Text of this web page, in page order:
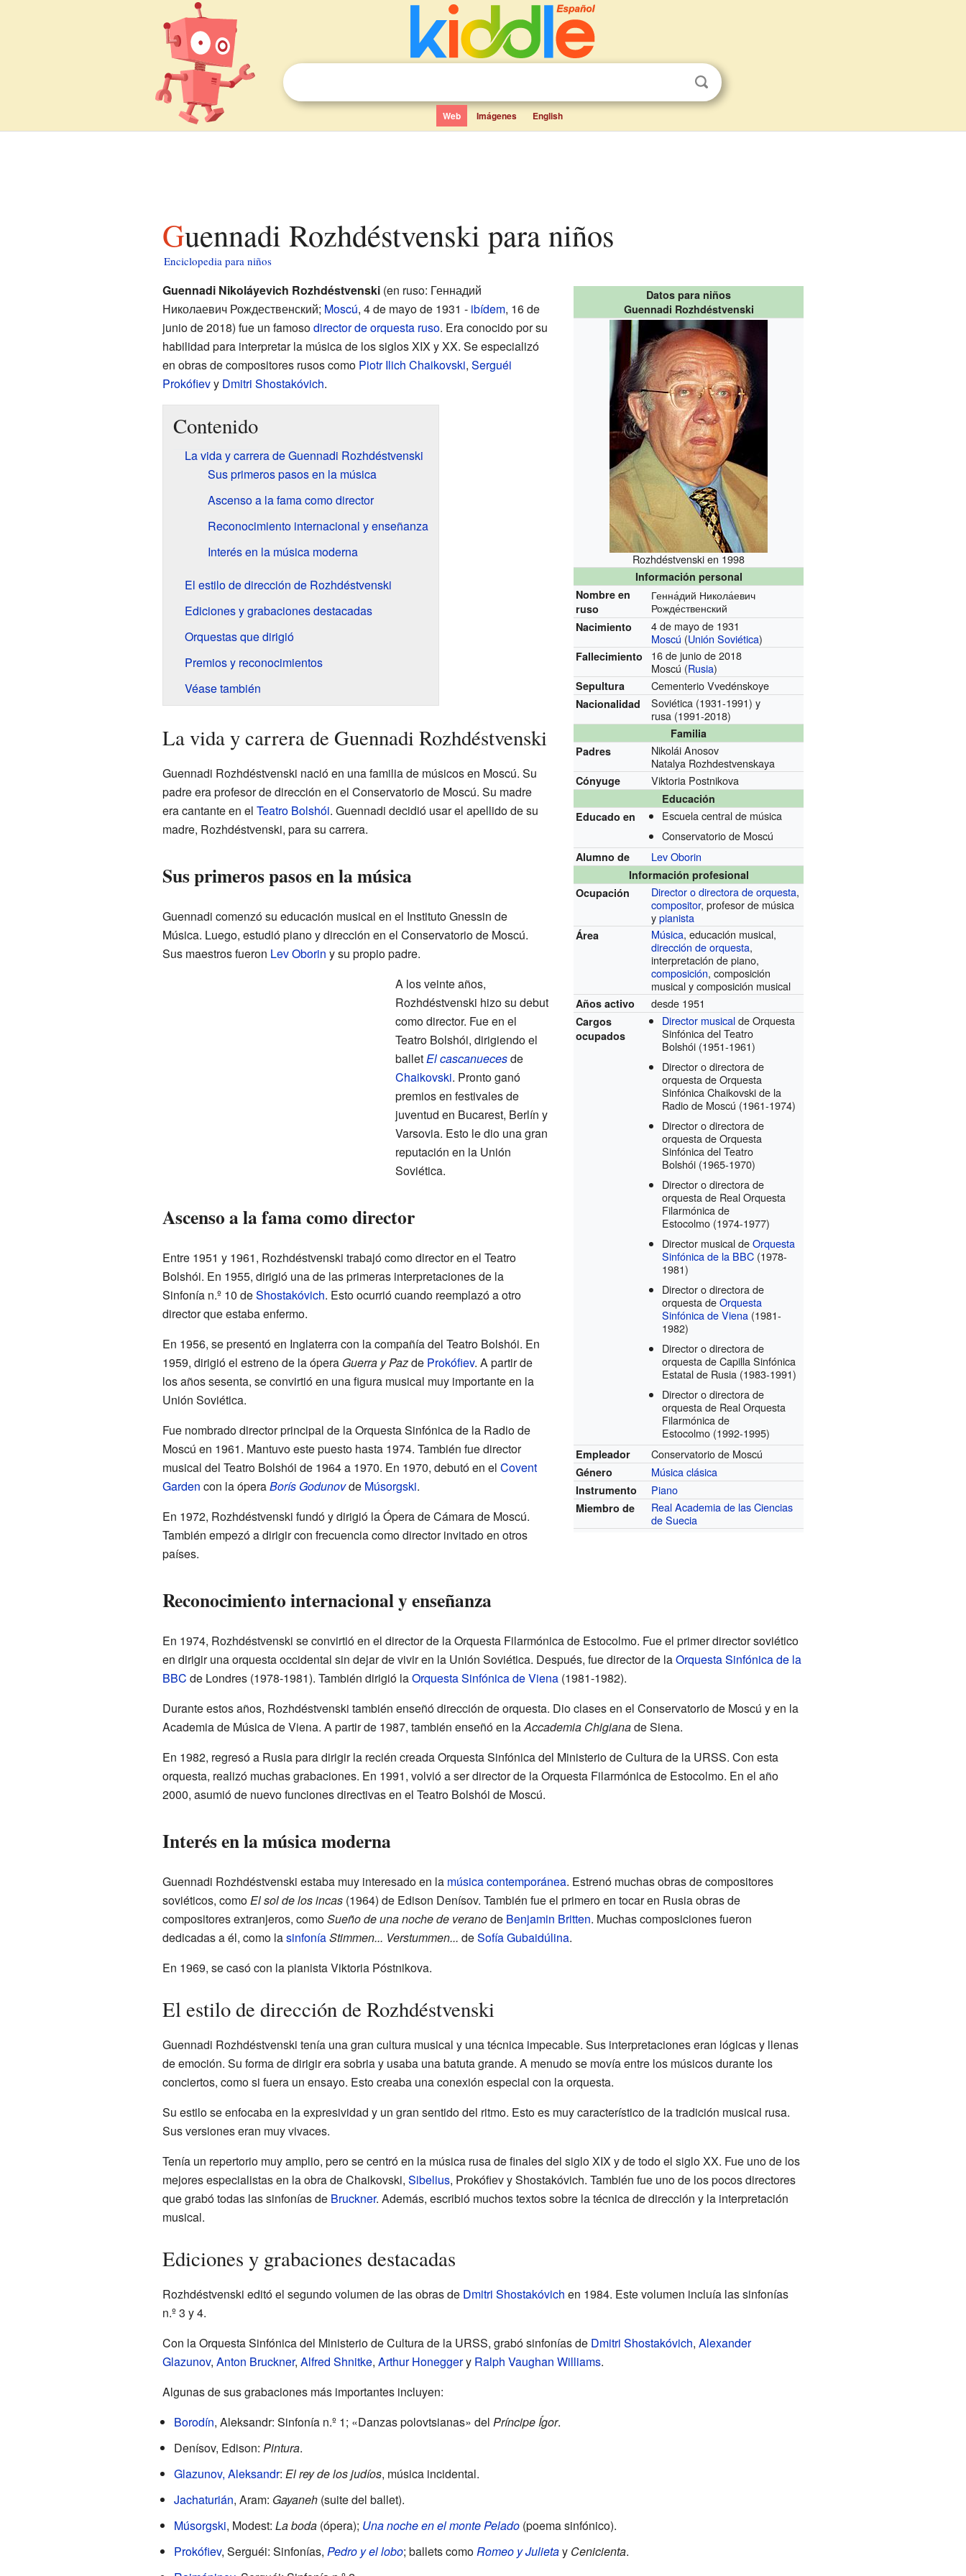
Web Imágenes English
Guennadi Rozhdéstvenski para niños
Enciclopedia para niños
Datos para niños
Guennadi Rozhdéstvenski
Rozhdéstvenski en 1998
Información personal
Nombre en
ruso
Генна́дий Никола́евич
Рожде́ственский
Nacimiento
4 de mayo de 1931
Moscú (Unión Soviética)
Fallecimiento
16 de junio de 2018
Moscú (Rusia)
Sepultura Cementerio Vvedénskoye
Nacionalidad Soviética (1931-1991) y
rusa (1991-2018)
Familia
Padres
Nikolái Anosov
Natalya Rozhdestvenskaya
Cónyuge Viktoria Postnikova
Educación
Educado en
Escuela central de música
Conservatorio de Moscú
Alumno de Lev Oborin
Información profesional
Ocupación
Director o directora de orquesta,
compositor, profesor de música
ypianista
Área Música, educación musical,
dirección de orquesta,
interpretación de piano,
composición, composición
musical y composición musical
Años activo desde 1951
Cargos
ocupados
Director musicalde Orquesta
Sinfónica del Teatro
Bolshói (1951-1961)
Director o directora de
orquesta de Orquesta
Sinfónica Chaikovski de la
Radio de Moscú (1961-1974)
Director o directora de
orquesta de Orquesta
Sinfónica del Teatro
Bolshói (1965-1970)
Director o directora de
orquesta de Real Orquesta
Filarmónica de
Estocolmo (1974-1977)
Director musical deOrquesta
Sinfónica de la BBC (1978-
1981)
Director o directora de
orquesta deOrquesta
Sinfónica de Viena (1981-
1982)
Director o directora de
orquesta de Capilla Sinfónica
Estatal de Rusia (1983-1991)
Director o directora de
orquesta de Real Orquesta
Filarmónica de
Estocolmo (1992-1995)
Empleador Conservatorio de Moscú
Género Música clásica
Instrumento Piano
Miembro de
Real Academia de las Ciencias
de Suecia
Guennadi Nikoláyevich Rozhdéstvenski(en ruso: Геннадий
Николаевич Рождественский; Moscú, 4 de mayo de 1931 - ibídem, 16 de
junio de 2018) fue un famosodirector de orquesta ruso. Era conocido por su
habilidad para interpretar la música de los siglos XIX y XX. Se especializó
en obras de compositores rusos como Piotr Ilich Chaikovski, Serguéi
Prokófievy Dmitri Shostakóvich.
Contenido
La vida y carrera de Guennadi Rozhdéstvenski
Sus primeros pasos en la música
Ascenso a la fama como director
Reconocimiento internacional y enseñanza
Interés en la música moderna
El estilo de dirección de Rozhdéstvenski
Ediciones y grabaciones destacadas
Orquestas que dirigió
Premios y reconocimientos
Véase también
La vida y carrera de Guennadi Rozhdéstvenski
Guennadi Rozhdéstvenski nació en una familia de músicos en Moscú. Su
padre era profesor de dirección en el Conservatorio de Moscú. Su madre
era cantante en el Teatro Bolshói. Guennadi decidió usar el apellido de su
madre, Rozhdéstvenski, para su carrera.
Sus primeros pasos en la música
Guennadi comenzó su educación musical en el Instituto Gnessin de
Música. Luego, estudió piano y dirección en el Conservatorio de Moscú.
Sus maestros fueron Lev Oborin y su propio padre.
A los veinte años,
Rozhdéstvenski hizo su debut
como director. Fue en el
Teatro Bolshói, dirigiendo el
balletEl cascanuecesde
Chaikovski. Pronto ganó
premios en festivales de
juventud en Bucarest, Berlín y
Varsovia. Esto le dio una gran
reputación en la Unión
Soviética.
Ascenso a la fama como director
Entre 1951 y 1961, Rozhdéstvenski trabajó como director en el Teatro
Bolshói. En 1955, dirigió una de las primeras interpretaciones de la
Sinfonía n.º 10 deShostakóvich. Esto ocurrió cuando reemplazó a otro
director que estaba enfermo.
En 1956, se presentó en Inglaterra con la compañía del Teatro Bolshói. En
1959, dirigió el estreno de la ópera Guerra y Pazde Prokófiev. A partir de
los años sesenta, se convirtió en una figura musical muy importante en la
Unión Soviética.
Fue nombrado director principal de la Orquesta Sinfónica de la Radio de
Moscú en 1961. Mantuvo este puesto hasta 1974. También fue director
musical del Teatro Bolshói de 1964 a 1970. En 1970, debutó en el Covent
Garden con la óperaBorís Godunovde Músorgski.
En 1972, Rozhdéstvenski fundó y dirigió la Ópera de Cámara de Moscú.
También empezó a dirigir con frecuencia como director invitado en otros
países.
Reconocimiento internacional y enseñanza
En 1974, Rozhdéstvenski se convirtió en el director de la Orquesta Filarmónica de Estocolmo. Fue el primer director soviético
en dirigir una orquesta occidental sin dejar de vivir en la Unión Soviética. Después, fue director de laOrquesta Sinfónica de la
BBC de Londres (1978-1981). También dirigió laOrquesta Sinfónica de Viena(1981-1982).
Durante estos años, Rozhdéstvenski también enseñó dirección de orquesta. Dio clases en el Conservatorio de Moscú y en la
Academia de Música de Viena. A partir de 1987, también enseñó en laAccademia Chigianade Siena.
En 1982, regresó a Rusia para dirigir la recién creada Orquesta Sinfónica del Ministerio de Cultura de la URSS. Con esta
orquesta, realizó muchas grabaciones. En 1991, volvió a ser director de la Orquesta Filarmónica de Estocolmo. En el año
2000, asumió de nuevo funciones directivas en el Teatro Bolshói de Moscú.
Interés en la música moderna
Guennadi Rozhdéstvenski estaba muy interesado en la música contemporánea. Estrenó muchas obras de compositores
soviéticos, comoEl sol de los incas(1964) de Edison Denísov. También fue el primero en tocar en Rusia obras de
compositores extranjeros, comoSueño de una noche de veranode Benjamin Britten. Muchas composiciones fueron
dedicadas a él, como lasinfoníaStimmen... Verstummen... deSofía Gubaidúlina.
En 1969, se casó con la pianista Viktoria Póstnikova.
El estilo de dirección de Rozhdéstvenski
Guennadi Rozhdéstvenski tenía una gran cultura musical y una técnica impecable. Sus interpretaciones eran lógicas y llenas
de emoción. Su forma de dirigir era sobria y usaba una batuta grande. A menudo se movía entre los músicos durante los
conciertos, como si fuera un ensayo. Esto creaba una conexión especial con la orquesta.
Su estilo se enfocaba en la expresividad y un gran sentido del ritmo. Esto es muy característico de la tradición musical rusa.
Sus versiones eran muy vivaces.
Tenía un repertorio muy amplio, pero se centró en la música rusa de finales del siglo XIX y de todo el siglo XX. Fue uno de los
mejores especialistas en la obra de Chaikovski, Sibelius, Prokófiev y Shostakóvich. También fue uno de los pocos directores
que grabó todas las sinfonías de Bruckner. Además, escribió muchos textos sobre la técnica de dirección y la interpretación
musical.
Ediciones y grabaciones destacadas
Rozhdéstvenski editó el segundo volumen de las obras de Dmitri Shostakóvich en 1984. Este volumen incluía las sinfonías
n.º 3 y 4.
Con la Orquesta Sinfónica del Ministerio de Cultura de la URSS, grabó sinfonías de Dmitri Shostakóvich, Alexander
Glazunov, Anton Bruckner, Alfred Shnitke, Arthur Honeggery Ralph Vaughan Williams.
Algunas de sus grabaciones más importantes incluyen:
Borodín, Aleksandr: Sinfonía n.º 1; «Danzas polovtsianas» del Príncipe Ígor.
Denísov, Edison: Pintura.
Glazunov, Aleksandr: El rey de los judíos, música incidental.
Jachaturián, Aram: Gayaneh(suite del ballet).
Músorgski, Modest: La boda(ópera); Una noche en el monte Pelado(poema sinfónico).
Prokófiev, Serguéi: Sinfonías, Pedro y el lobo; ballets comoRomeo y Julietay Cenicienta.